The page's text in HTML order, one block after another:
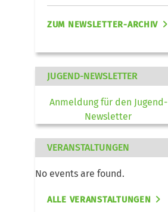
ZUM NEWSLETTER-ARCHIV
JUGEND-NEWSLETTER
Anmeldung für den Jugend-
Newsletter
VERANSTALTUNGEN
No events are found.
ALLE VERANSTALTUNGEN